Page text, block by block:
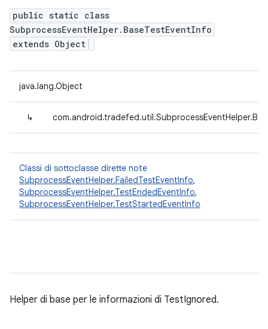
public static class
SubprocessEventHelper.BaseTestEventInfo
extends Object
java.lang.Object
↳
Classi di sottoclasse dirette note
SubprocessEventHelper.FailedTestEventInfo,
SubprocessEventHelper.TestEndedEventInfo,
SubprocessEventHelper.TestStartedEventInfo
Helper di base per le informazioni di TestIgnored.